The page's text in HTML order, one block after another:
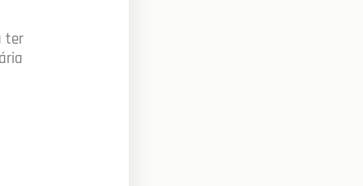
ter